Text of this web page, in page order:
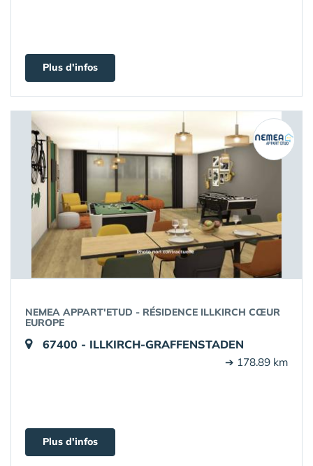
Plus d'infos
NEMEA APPART'ETUD - RÉSIDENCE ILLKIRCH CŒUR
EUROPE
67400 - ILLKIRCH-GRAFFENSTADEN
➔ 178.89 km
Plus d'infos